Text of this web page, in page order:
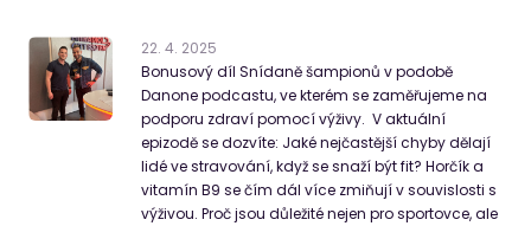
22. 4. 2025
Bonusový díl Snídaně šampionů v podobě
Danone podcastu, ve kterém se zaměřujeme na
podporu zdraví pomocí výživy. V aktuální
epizodě se dozvíte: Jaké nejčastější chyby dělají
lidé ve stravování, když se snaží být fit? Horčík a
vitamín B9 se čím dál více zmiňují v souvislosti s
výživou. Proč jsou důležité nejen pro sportovce, ale